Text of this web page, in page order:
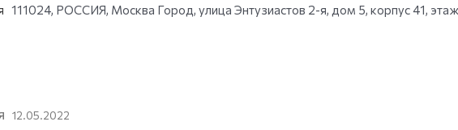
111024, РОССИЯ, Москва Город, улица Энтузиастов 2-я, дом 5, корпус 41,
12.05.2022